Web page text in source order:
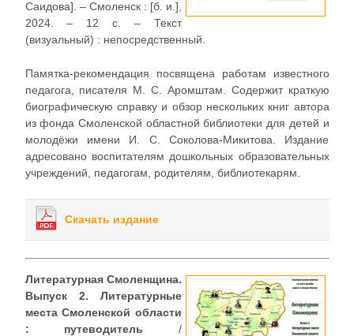
Саидова]. – Смоленск : [б. и.],
2024. – 12 с. – Текст
(визуальный) : непосредственный.
Памятка-рекомендация посвящена работам известного
педагога, писателя М. С. Аромштам. Содержит краткую
биографическую справку и обзор нескольких книг автора
из фонда Смоленской областной библиотеки для детей и
молодёжи имени И. С. Соколова-Микитова. Издание
адресовано воспитателям дошкольных образовательных
учреждений, педагогам, родителям, библиотекарям.
Скачать издание
Литературная Смоленщина.
Выпуск 2. Литературные
места Смоленской области
: путеводитель /